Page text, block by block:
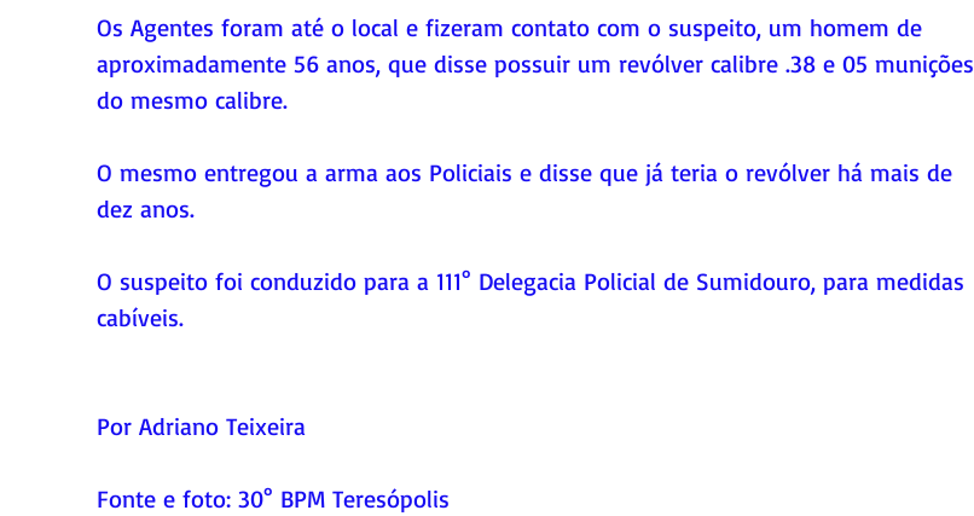
Os Agentes foram até o local e fizeram contato com o suspeito, um homem de
aproximadamente 56 anos, que disse possuir um revólver calibre .38 e 05 munições
do mesmo calibre.
O mesmo entregou a arma aos Policiais e disse que já teria o revólver há mais de
dez anos.
O suspeito foi conduzido para a 111° Delegacia Policial de Sumidouro, para medidas
cabíveis.
Por Adriano Teixeira
Fonte e foto: 30° BPM Teresópolis